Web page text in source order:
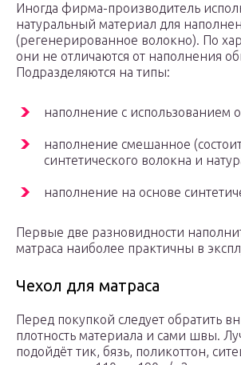
Иногда фирма-производитель
натуральный материал для
(регенерированное волокно). По
они не отличаются от наполнения
Подразделяются на типы:
наполнение с использованием
наполнение смешанное
синтетического волокна и
наполнение на основе
Первые две разновидности
матраса наиболее практичны в
Чехол для матраса
Перед покупкой следует обратить
плотность материала и сами швы.
подойдёт тик, бязь, поликоттон,